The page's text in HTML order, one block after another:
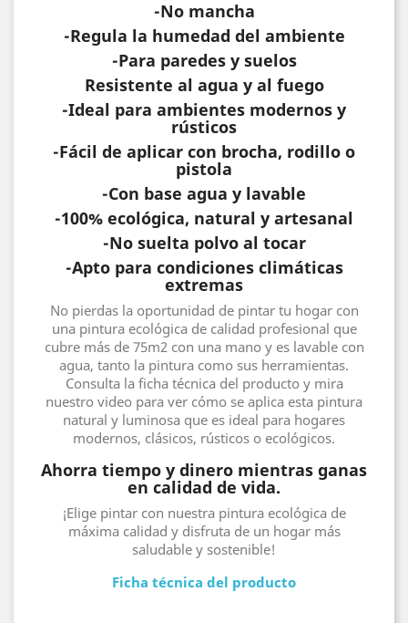
-No mancha
-Regula la humedad del ambiente
-Para paredes y suelos
Resistente al agua y al fuego
-Ideal para ambientes modernos y
rústicos
-Fácil de aplicar con brocha, rodillo o
pistola
-Con base agua y lavable
-100% ecológica, natural y artesanal
-No suelta polvo al tocar
-Apto para condiciones climáticas
extremas
No pierdas la oportunidad de pintar tu hogar con
una pintura ecológica de calidad profesional que
cubre más de 75m2 con una mano y es lavable con
agua, tanto la pintura como sus herramientas.
Consulta la ficha técnica del producto y mira
nuestro video para ver cómo se aplica esta pintura
natural y luminosa que es ideal para hogares
modernos, clásicos, rústicos o ecológicos.
Ahorra tiempo y dinero mientras ganas
en calidad de vida.
¡Elige pintar con nuestra pintura ecológica de
máxima calidad y disfruta de un hogar más
saludable y sostenible!
Ficha técnica del producto